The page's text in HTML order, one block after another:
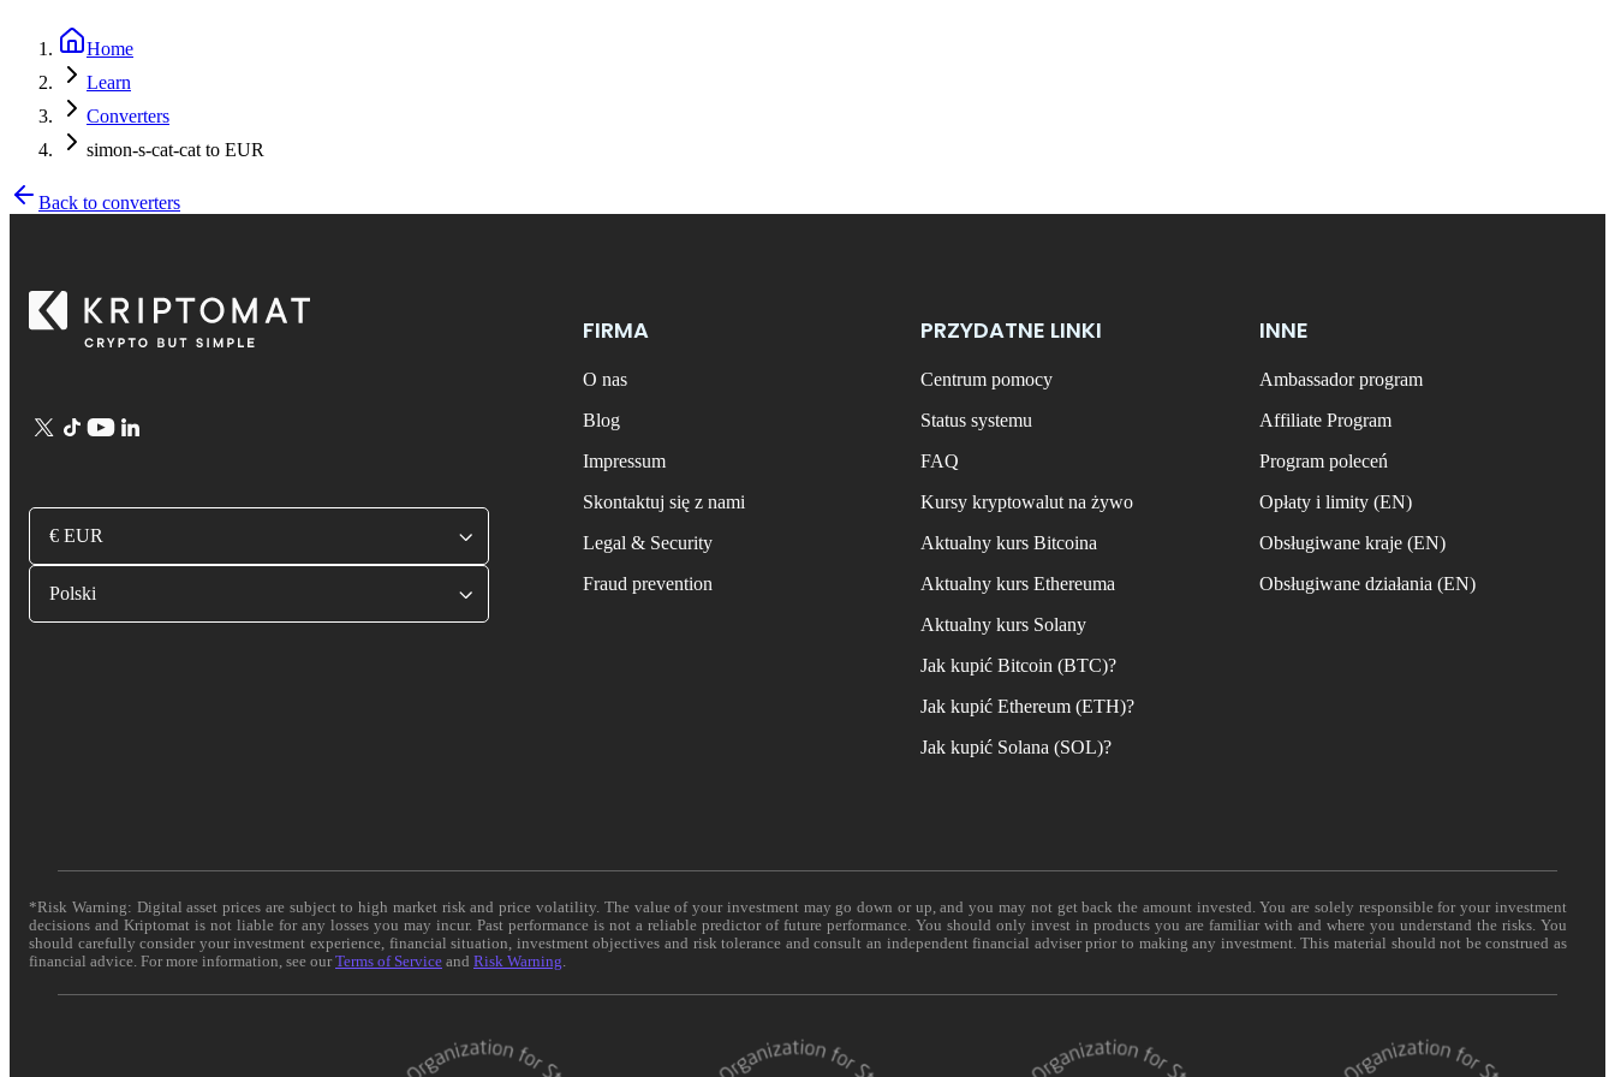
Home
Learn
Converters
simon-s-cat-cat to EUR
Back to converters
€ EUR
Polski
FIRMA
O nas
Blog
Impressum
Skontaktuj się z nami
Legal & Security
Fraud prevention
PRZYDATNE LINKI
Centrum pomocy
Status systemu
FAQ
Kursy kryptowalut na żywo
Aktualny kurs Bitcoina
Aktualny kurs Ethereuma
Aktualny kurs Solany
Jak kupić Bitcoin (BTC)?
Jak kupić Ethereum (ETH)?
Jak kupić Solana (SOL)?
INNE
Ambassador program
Affiliate Program
Program poleceń
Opłaty i limity (EN)
Obsługiwane kraje (EN)
Obsługiwane działania (EN)
*Risk Warning: Digital asset prices are subject to high market risk and price volatility. The value of your investment may go down or up, and you may not get back the amount invested. You are solely responsible for your investment
decisions and Kriptomat is not liable for any losses you may incur. Past performance is not a reliable predictor of future performance. You should only invest in products you are familiar with and where you understand the risks. You
should carefully consider your investment experience, financial situation, investment objectives and risk tolerance and consult an independent financial adviser prior to making any investment. This material should not be construed as
financial advice. For more information, see ourTerms of Service and Risk Warning